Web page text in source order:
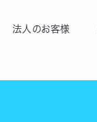
法人のお客様